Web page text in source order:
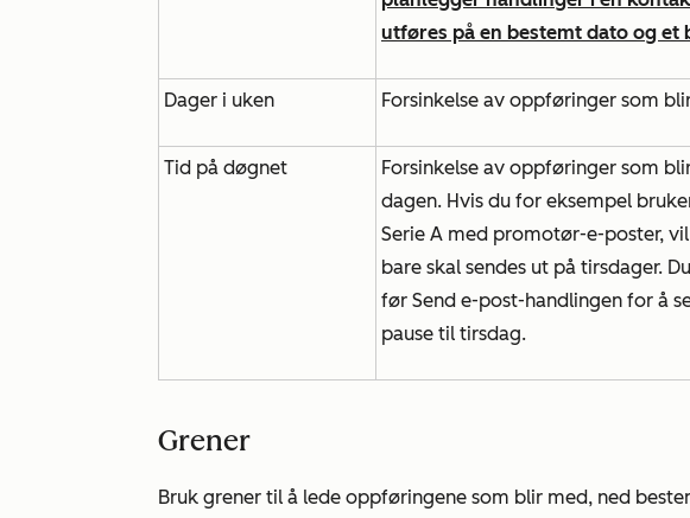
utføres på en bestemt dato og et
Dager i uken Forsinkelse av oppføringer som
Tid på døgnet
Forsinkelse av oppføringer som
dagen. Hvis du for eksempel
Serie A med promotør-e-poster,
bare skal sendes ut på tirsdager.
før Send e-post-handlingen for å
pause til tirsdag.
Grener
Bruk grener til å lede oppføringene som blir med, ned